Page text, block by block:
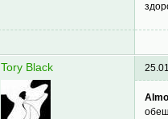
Tory Black